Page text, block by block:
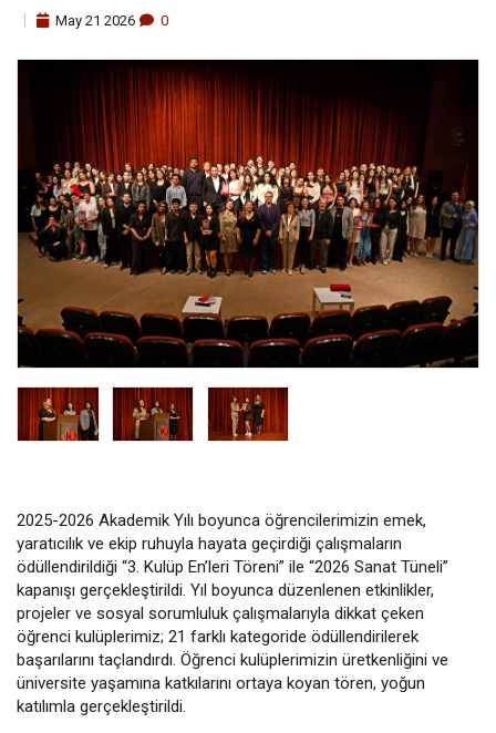
May 21 2026 0
2025-2026 Akademik Yılı boyunca öğrencilerimizin emek,
yaratıcılık ve ekip ruhuyla hayata geçirdiği çalışmaların
ödüllendirildiği “3. Kulüp En’leri Töreni” ile “2026 Sanat Tüneli”
kapanışı gerçekleştirildi. Yıl boyunca düzenlenen etkinlikler,
projeler ve sosyal sorumluluk çalışmalarıyla dikkat çeken
öğrenci kulüplerimiz; 21 farklı kategoride ödüllendirilerek
başarılarını taçlandırdı. Öğrenci kulüplerimizin üretkenliğini ve
üniversite yaşamına katkılarını ortaya koyan tören, yoğun
katılımla gerçekleştirildi.